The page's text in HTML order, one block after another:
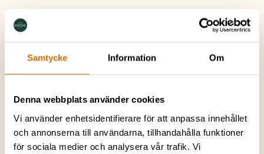
Samtycke Information Om
Denna webbplats använder cookies
Vi använder enhetsidentifierare för att anpassa innehållet
och annonserna till användarna, tillhandahålla funktioner
för sociala medier och analysera vår trafik. Vi
kyrkor.
Sankta Helena kyrka
utsidan en vacker katedral med gamla anor, på insidan
en överraskande ung kyrka. Du hittar den endast 15
min bort från Herrgården.